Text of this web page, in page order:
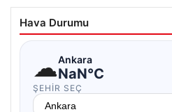
Hava Durumu
☁Ankara
NaN°C
ŞEHIR SEÇ